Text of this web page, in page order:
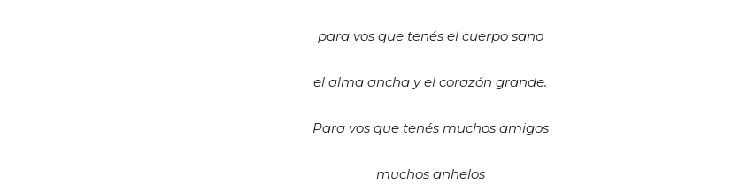
para vos que tenés el cuerpo sano
el alma ancha y el corazón grande.
Para vos que tenés muchos amigos
muchos anhelos